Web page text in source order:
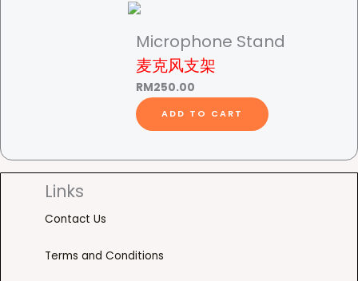
Microphone Stand
麦克风支架
RM250.00
ADD TO CART
Links
Contact Us
Terms and Conditions